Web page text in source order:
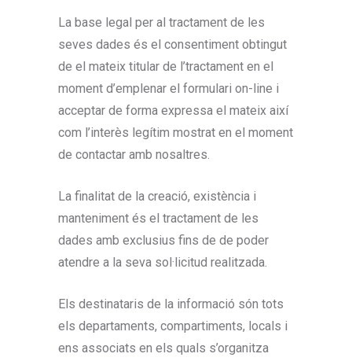
La base legal per al tractament de les
seves dades és el consentiment obtingut
de el mateix titular de l’tractament en el
moment d’emplenar el formulari on-line i
acceptar de forma expressa el mateix així
com l’interès legítim mostrat en el moment
de contactar amb nosaltres.
La finalitat de la creació, existència i
manteniment és el tractament de les
dades amb exclusius fins de de poder
atendre a la seva sol·licitud realitzada.
Els destinataris de la informació són tots
els departaments, compartiments, locals i
ens associats en els quals s’organitza